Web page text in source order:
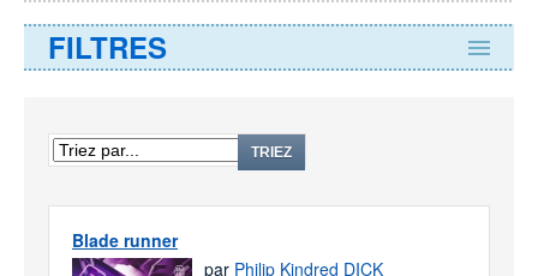
FILTRES
TRIEZ
Blade runner
par Philip Kindred DICK